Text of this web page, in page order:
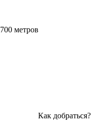
700 метров
Как добраться?